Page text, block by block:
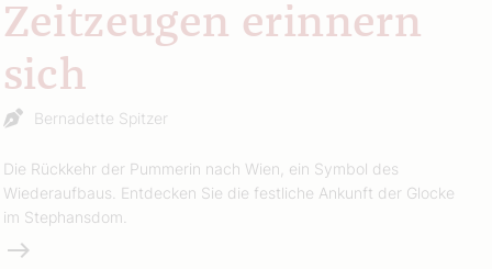
Zeitzeugen erinnern
sich
Bernadette Spitzer
Die Rückkehr der Pummerin nach Wien, ein Symbol des
Wiederaufbaus. Entdecken Sie die festliche Ankunft der Glocke
im Stephansdom.
Weiterlesen